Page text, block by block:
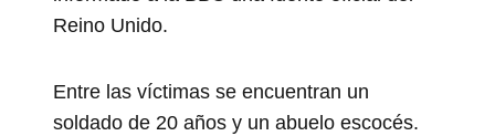
Reino Unido.
Entre las víctimas se encuentran un
soldado de 20 años y un abuelo escocés.